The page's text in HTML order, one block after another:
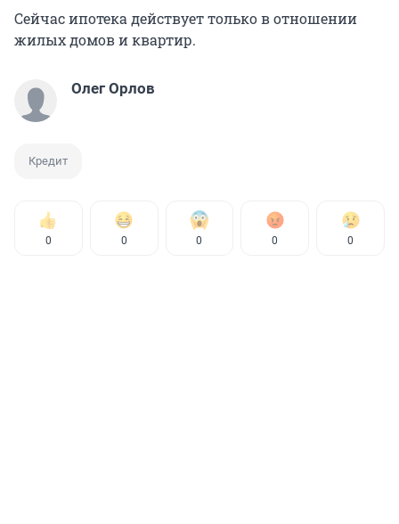
Сейчас ипотека действует только в отношении
жилых домов и квартир.
Олег Орлов
Кредит
0 0 0 0 0